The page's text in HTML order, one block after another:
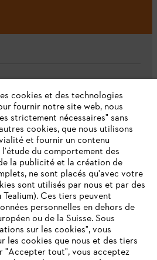
INTERNET
EN CHARGE
cookies et des technologies
fournir notre site web, nous
strictement nécessaires" sans
cookies, que nous utilisons
et fournir un contenu
du comportement des
la publicité et la création de
ne sont placés qu'avec votre
sont utilisés par nous et par des
Ces tiers peuvent
personnelles en dehors de
ou de la Suisse. Sous
sur les cookies", vous
les cookies que nous et des tiers
"Accepter tout", vous acceptez